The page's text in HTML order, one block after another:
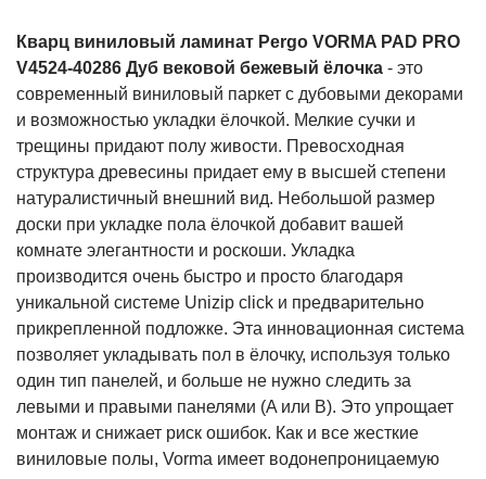
Кварц виниловый ламинат Pergo VORMA PAD PRO
V4524-40286 Дуб вековой бежевый ёлочка - это
современный виниловый паркет с дубовыми декорами
и возможностью укладки ёлочкой. Мелкие сучки и
трещины придают полу живости. Превосходная
структура древесины придает ему в высшей степени
натуралистичный внешний вид. Небольшой размер
доски при укладке пола ёлочкой добавит вашей
комнате элегантности и роскоши. Укладка
производится очень быстро и просто благодаря
уникальной системе Unizip click и предварительно
прикрепленной подложке. Эта инновационная система
позволяет укладывать пол в ёлочку, используя только
один тип панелей, и больше не нужно следить за
левыми и правыми панелями (A или B). Это упрощает
монтаж и снижает риск ошибок. Как и все жесткие
виниловые полы, Vorma имеет водонепроницаемую